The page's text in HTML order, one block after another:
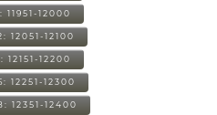
11951-12000
12051-12100
12151-12200
12251-12300
12351-12400